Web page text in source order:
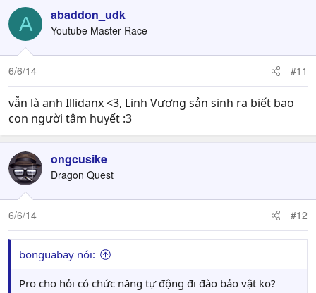
A abaddon_udk
Youtube Master Race
6/6/14 #11
vẫn là anh Illidanx <3, Linh Vương sản sinh ra biết bao
con người tâm huyết :3
ongcusike
Dragon Quest
6/6/14 #12
bonguabay nói:
Pro cho hỏi có chức năng tự động đi đào bảo vật ko?